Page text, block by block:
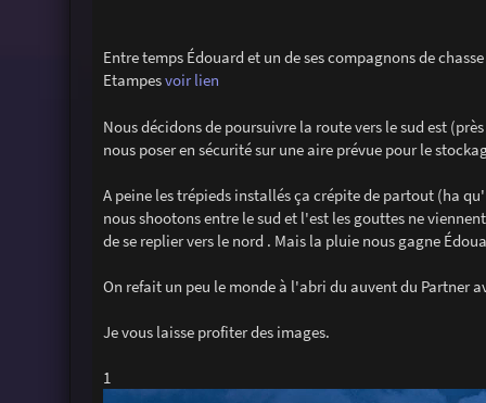
Entre temps Édouard et un de ses compagnons de
Etampesvoir lien
Nous décidons de poursuivre la route vers le sud est
nous poser en sécurité sur une aire prévue pour le
A peine les trépieds installés ça crépite de partout (ha
nous shootons entre le sud et l'est les gouttes ne
de se replier vers le nord . Mais la pluie nous gagne
On refait un peu le monde à l'abri du auvent du Partner
Je vous laisse profiter des images.
1